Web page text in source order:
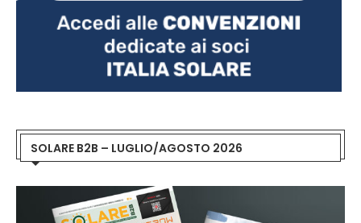
SOLARE B2B – LUGLIO/AGOSTO 2026